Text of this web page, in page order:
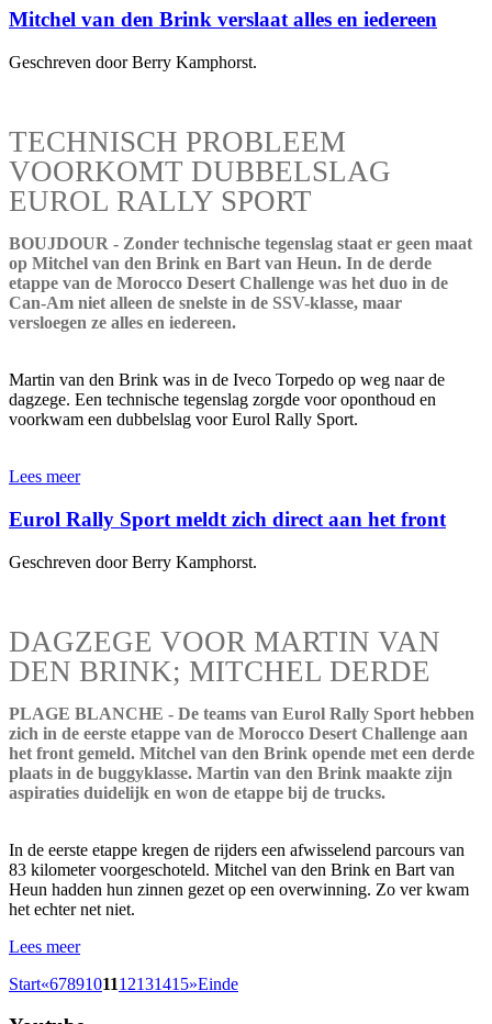
Mitchel van den Brink verslaat alles en iedereen
Geschreven door Berry Kamphorst.
TECHNISCH PROBLEEM
VOORKOMT DUBBELSLAG
EUROL RALLY SPORT
BOUJDOUR - Zonder technische tegenslag staat er geen maat
op Mitchel van den Brink en Bart van Heun. In de derde
etappe van de Morocco Desert Challenge was het duo in de
Can-Am niet alleen de snelste in de SSV-klasse, maar
versloegen ze alles en iedereen.
Martin van den Brink was in de Iveco Torpedo op weg naar de
dagzege. Een technische tegenslag zorgde voor oponthoud en
voorkwam een dubbelslag voor Eurol Rally Sport.
Lees meer
Eurol Rally Sport meldt zich direct aan het front
Geschreven door Berry Kamphorst.
DAGZEGE VOOR MARTIN VAN
DEN BRINK; MITCHEL DERDE
PLAGE BLANCHE - De teams van Eurol Rally Sport hebben
zich in de eerste etappe van de Morocco Desert Challenge aan
het front gemeld. Mitchel van den Brink opende met een derde
plaats in de buggyklasse. Martin van den Brink maakte zijn
aspiraties duidelijk en won de etappe bij de trucks.
In de eerste etappe kregen de rijders een afwisselend parcours van
83 kilometer voorgeschoteld. Mitchel van den Brink en Bart van
Heun hadden hun zinnen gezet op een overwinning. Zo ver kwam
het echter net niet.
Lees meer
Start«6789101112131415»Einde